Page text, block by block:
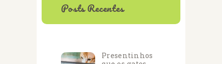
Posts Recentes
Presentinhos